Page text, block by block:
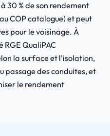
30 % de son rendement
COP catalogue) et peut
pour le voisinage. À
QualiPAC
la surface et l'isolation,
passage des conduites, et
le rendement